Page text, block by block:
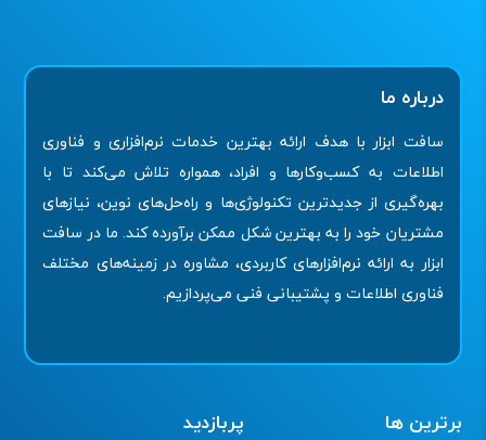
درباره ما
سافت ابزار با هدف ارائه بهترین خدمات نرم‌افزاری و فناوری
اطلاعات به کسب‌وکارها و افراد، همواره تلاش می‌کند تا با
بهره‌گیری از جدیدترین تکنولوژی‌ها و راه‌حل‌های نوین، نیازهای
مشتریان خود را به بهترین شکل ممکن برآورده کند. ما در سافت
ابزار به ارائه نرم‌افزارهای کاربردی، مشاوره در زمینه‌های مختلف
فناوری اطلاعات و پشتیبانی فنی می‌پردازیم.
برترین ها پربازدید